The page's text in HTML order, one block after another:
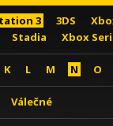
3 3DS
Stadia Xbox
K L M N O
Válečné